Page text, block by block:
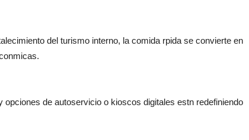
del turismo interno, la comida rpida se convierte en
de autoservicio o kioscos digitales estn redefiniendo